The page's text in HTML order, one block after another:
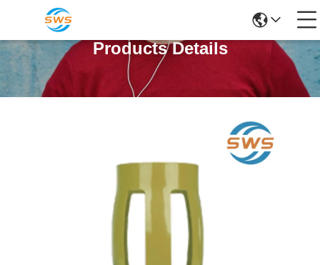
Products Details